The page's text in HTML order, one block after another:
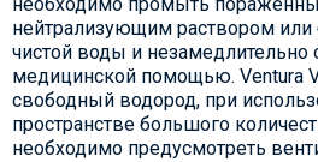
нейтрализующим раствором
чистой воды и незамедлительно
медицинской помощью. Ventura
свободный водород, при
пространстве большого
необходимо предусмотреть